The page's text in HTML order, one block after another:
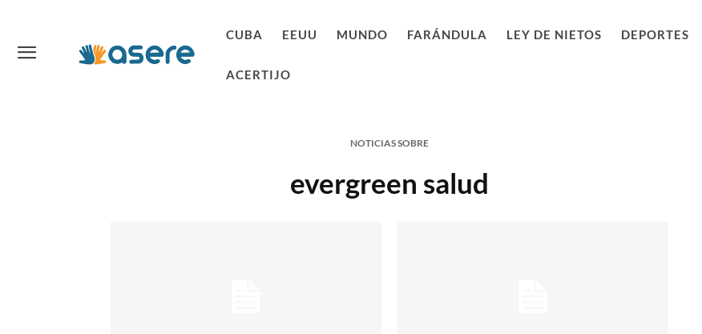
CUBA EEUU MUNDO FARÁNDULA LEY DE NIETOS DEPORTES
ACERTIJO
NOTICIAS SOBRE
evergreen salud